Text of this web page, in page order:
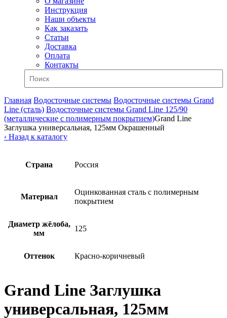
Инструкция
Наши объекты
Как заказать
Статьи
Доставка
Оплата
Контакты
Главная Водосточные системы Водосточные системы Grand
Line (сталь) Водосточные системы Grand Line 125/90
(металлические с полимерным покрытием)Grand Line
Заглушка универсальная, 125мм Окрашенный
‹ Назад к каталогу
Страна Россия
Материал
Оцинкованная сталь с полимерным
покрытием
Диаметр жёлоба,
мм
125
Оттенок Красно-коричневый
Grand Line Заглушка
универсальная, 125мм